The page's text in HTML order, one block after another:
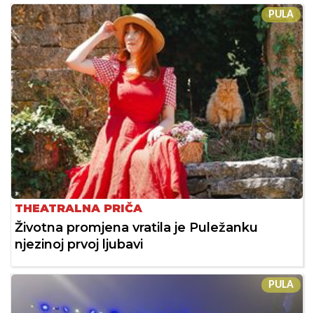
PULA
THEATRALNA PRIČA
Životna promjena vratila je Puležanku
njezinoj prvoj ljubavi
PULA